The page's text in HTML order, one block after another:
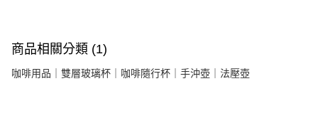
商品相關分類 (1)
咖啡用品｜雙層玻璃杯｜咖啡隨行杯｜手沖壺｜法壓壺